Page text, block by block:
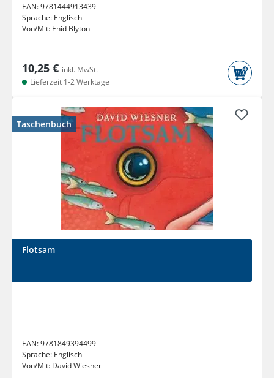
EAN:9781444913439
Sprache: Englisch
Von/Mit: Enid Blyton
10,25 € inkl. MwSt.
Lieferzeit 1-2 Werktage
Taschenbuch
Flotsam
EAN:9781849394499
Sprache: Englisch
Von/Mit: David Wiesner